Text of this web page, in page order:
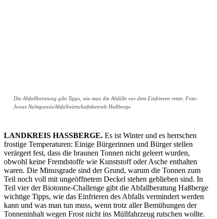
Die Abfallberatung gibt Tipps, wie man die Abfälle vor dem Einfrieren rettet. Foto:
Jonas Nalmpantis/Abfallwirtschaftsbetrieb Haßberge
LANDKREIS HASSBERGE. Es ist Winter und es herrschen
frostige Temperaturen: Einige Bürgerinnen und Bürger stellen
verärgert fest, dass die braunen Tonnen nicht geleert wurden,
obwohl keine Fremdstoffe wie Kunststoff oder Asche enthalten
waren. Die Minusgrade sind der Grund, warum die Tonnen zum
Teil noch voll mit ungeöffnetem Deckel stehen geblieben sind. In
Teil vier der Biotonne-Challenge gibt die Abfallberatung Haßberge
wichtige Tipps, wie das Einfrieren des Abfalls vermindert werden
kann und was man tun muss, wenn trotz aller Bemühungen der
Tonneninhalt wegen Frost nicht ins Müllfahrzeug rutschen wollte.